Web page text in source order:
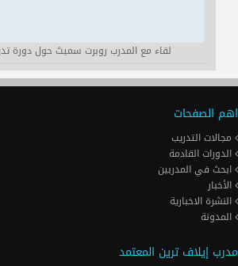
لقاء مع المدرب روبرت سميث حول دورة
اهم الصفحات
مجالات التدريب
الدورات القادمة
ابحث في المدربين
الأخبار
النشرة الاخبارية
المدونة
مدرب إيلاف ترين المعتمد